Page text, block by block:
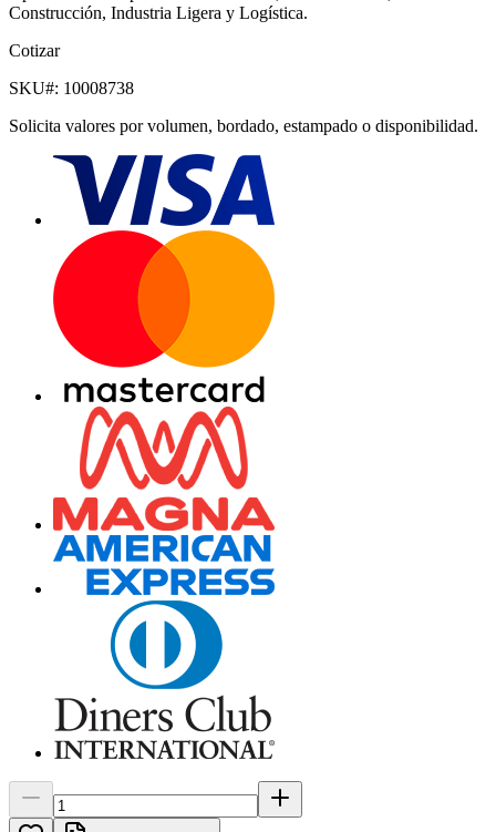
Construcción, Industria Ligera y Logística.
Cotizar
SKU#: 10008738
Solicita valores por volumen, bordado, estampado o disponibilidad.